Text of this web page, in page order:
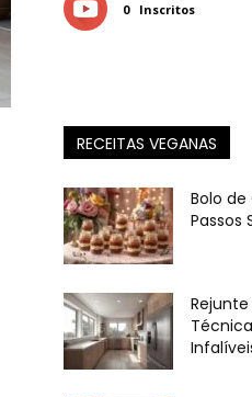
0 Inscritos
RECEITAS VEGANAS
Bolo
Passos